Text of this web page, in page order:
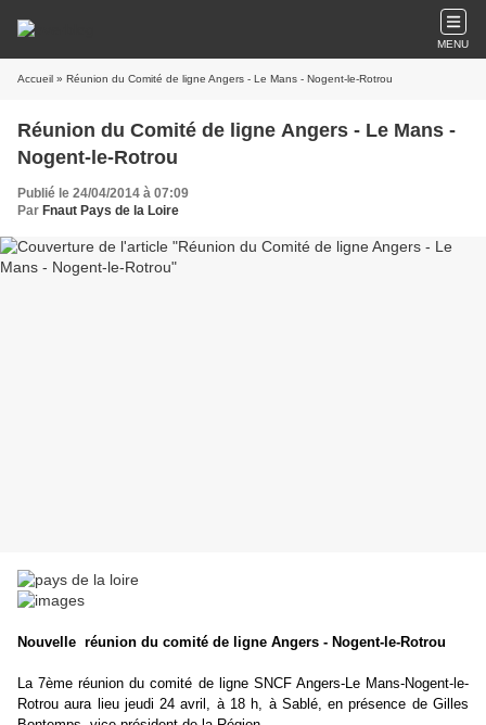
MENU
Accueil » Réunion du Comité de ligne Angers - Le Mans - Nogent-le-Rotrou
Réunion du Comité de ligne Angers - Le Mans -
Nogent-le-Rotrou
Publié le 24/04/2014 à 07:09
Par Fnaut Pays de la Loire
Nouvelle réunion du comité de ligne Angers - Nogent-le-Rotrou
La 7ème réunion du comité de ligne SNCF Angers-Le Mans-Nogent-le-
Rotrou aura lieu jeudi 24 avril, à 18 h, à Sablé, en présence de Gilles